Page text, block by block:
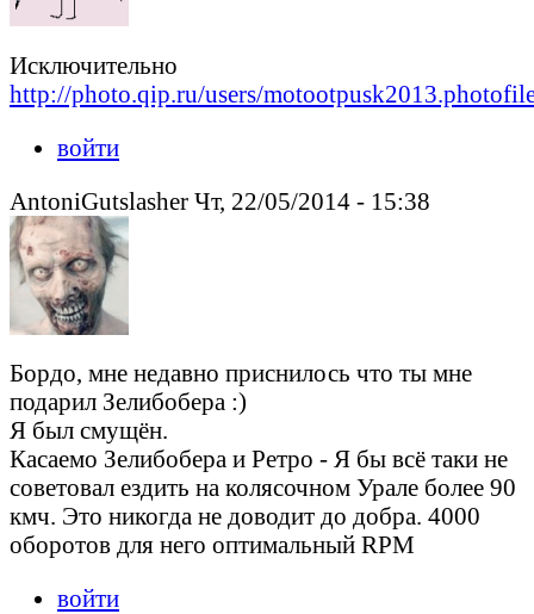
Исключительно
http://photo.qip.ru/users/
войти
AntoniGutslasher Чт, 22/05/2014 - 15:38
Бордо, мне недавно приснилось что ты мне
подарил Зелибобера :)
Я был смущён.
Касаемо Зелибобера и Ретро - Я бы всё таки не
советовал ездить на колясочном Урале более 90
кмч. Это никогда не доводит до добра. 4000
оборотов для него оптимальный RPM
войти